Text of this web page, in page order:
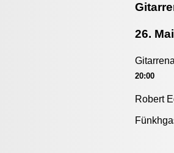
26.
20:00
Robert